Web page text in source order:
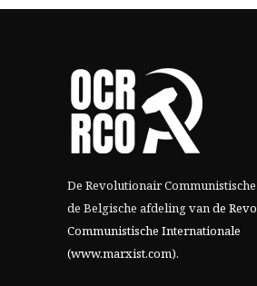
De Revolutionair
de Belgische afdeling vande
Communistische Internationale
(www.marxist.com).